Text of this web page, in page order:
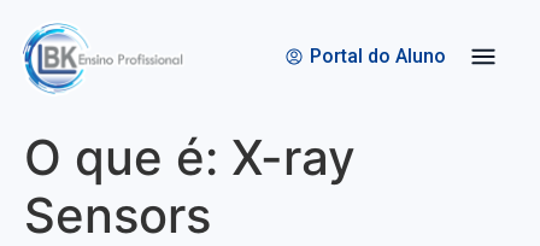
Portal do Aluno
O que é: X-ray
Sensors